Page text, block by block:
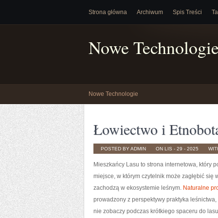
Strona główna Archiwum Spis Treści
Nowe
Nowe Technologie
Łowiectwo i
POSTED BY ADMIN ON LIS - 29 - 2025
Mieszkańcy Lasu to strona internetowa, który
miejsce, w którym czytelnik może zagłębić
zachodzą w ekosystemie leśnym. Naturalne
prowadzony z perspektywy praktyka
nie zobaczy podczas krótkiego spaceru do